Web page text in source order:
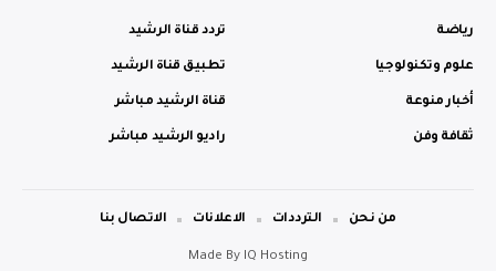
رياضة
علوم وتكنولوجيا
أخبار منوعة
ثقافة وفن
تردد قناة الرشيد
تطبيق قناة الرشيد
قناة الرشيد مباشر
راديو الرشيد مباشر
Made By IQ Hosting
من نحن الترددات الاعلانات الاتصال بنا